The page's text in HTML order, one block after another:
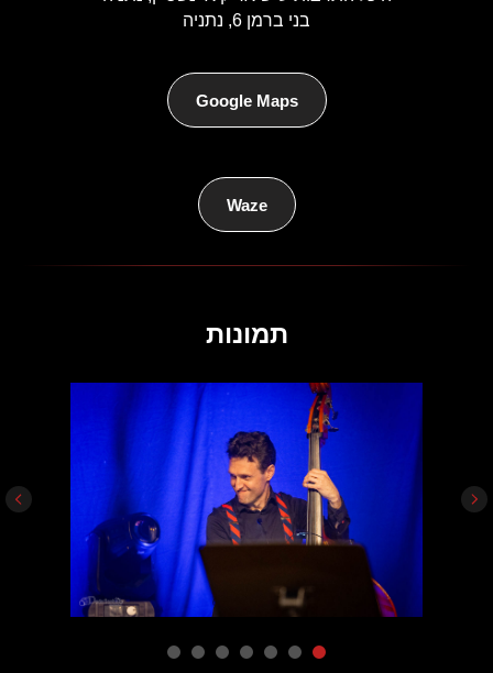
בני ברמן 6, נתניה
Google Maps
Waze
תמונות